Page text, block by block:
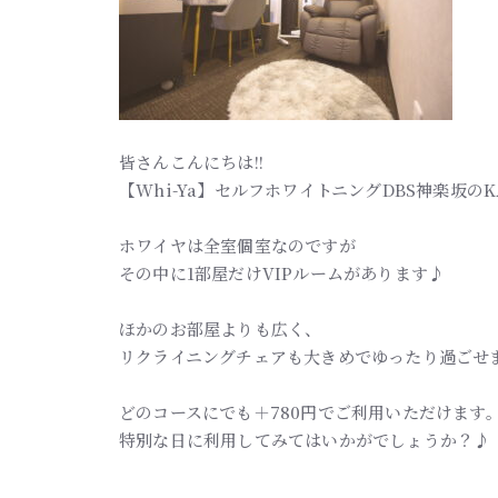
皆さんこんにちは!!
【Whi-Ya】セルフホワイトニングDBS神楽坂の
ホワイヤは全室個室なのですが
その中に1部屋だけVIPルームがあります♪
ほかのお部屋よりも広く、
リクライニングチェアも大きめでゆったり過ご
どのコースにでも＋780円でご利用いただけます。
特別な日に利用してみてはいかがでしょうか？♪